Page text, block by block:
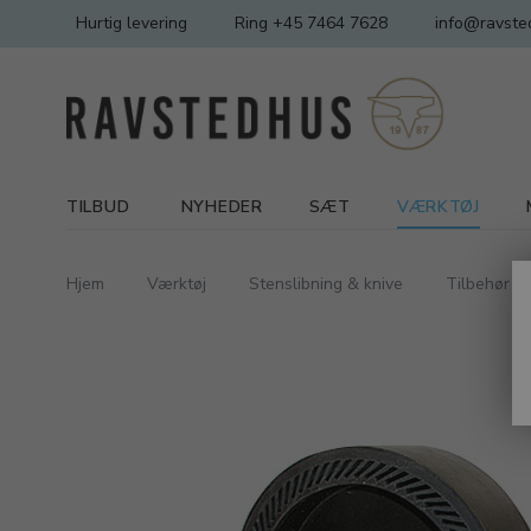
Hurtig levering Ring +45 7464 7628
TILBUD NYHEDER SÆT VÆRKTØJ
Hjem Værktøj Stenslibning & knive Tilbehør